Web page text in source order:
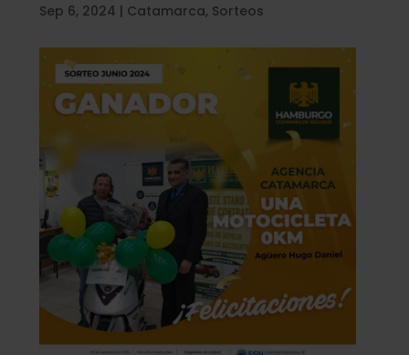
Sep 6, 2024 | Catamarca, Sorteos